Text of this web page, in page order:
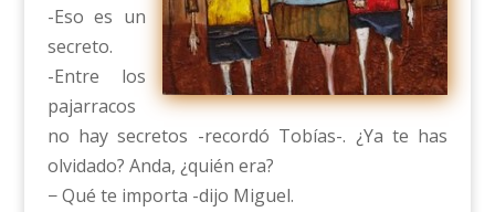
-Eso es un
secreto.
-Entre los
pajarracos
no hay secretos -recordó Tobías-. ¿Ya te has
olvidado? Anda, ¿quién era?
− Qué te importa -dijo Miguel.